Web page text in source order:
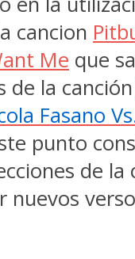
cancion
Me que
de la canción
Fasano
punto
de la
nuevos